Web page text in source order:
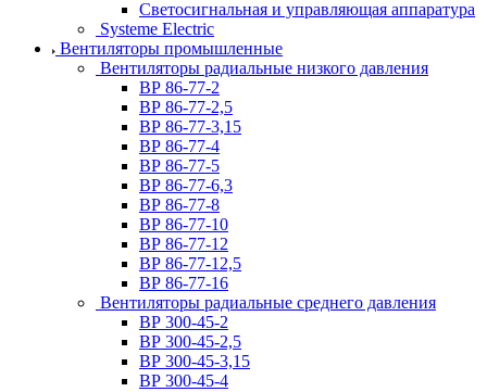
Светосигнальная и управляющая аппаратура
Systeme Electric
Вентиляторы промышленные
Вентиляторы радиальные низкого давления
ВР 86-77-2
ВР 86-77-2,5
ВР 86-77-3,15
ВР 86-77-4
ВР 86-77-5
ВР 86-77-6,3
ВР 86-77-8
ВР 86-77-10
ВР 86-77-12
ВР 86-77-12,5
ВР 86-77-16
Вентиляторы радиальные среднего давления
ВР 300-45-2
ВР 300-45-2,5
ВР 300-45-3,15
ВР 300-45-4